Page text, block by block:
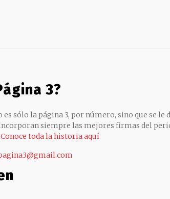
3?
es sólo la página 3, por número, sino que se le
siempre las mejores firmas del
Conoce toda la historia aquí